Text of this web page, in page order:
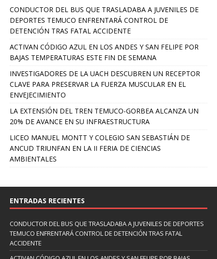
CONDUCTOR DEL BUS QUE TRASLADABA A JUVENILES DE
DEPORTES TEMUCO ENFRENTARÁ CONTROL DE
DETENCIÓN TRAS FATAL ACCIDENTE
ACTIVAN CÓDIGO AZUL EN LOS ANDES Y SAN FELIPE POR
BAJAS TEMPERATURAS ESTE FIN DE SEMANA
INVESTIGADORES DE LA UACH DESCUBREN UN RECEPTOR
CLAVE PARA PRESERVAR LA FUERZA MUSCULAR EN EL
ENVEJECIMIENTO
LA EXTENSIÓN DEL TREN TEMUCO-GORBEA ALCANZA UN
20% DE AVANCE EN SU INFRAESTRUCTURA
LICEO MANUEL MONTT Y COLEGIO SAN SEBASTIÁN DE
ANCUD TRIUNFAN EN LA II FERIA DE CIENCIAS
AMBIENTALES
ENTRADAS RECIENTES
CONDUCTOR DEL BUS QUE TRASLADABA A JUVENILES DE DEPORTES
TEMUCO ENFRENTARÁ CONTROL DE DETENCIÓN TRAS FATAL
ACCIDENTE